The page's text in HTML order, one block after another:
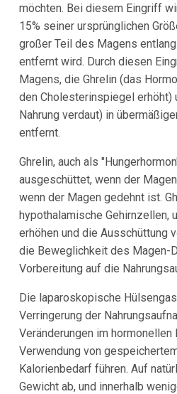
möchten. Bei diesem Eingriff
15% seiner ursprünglichen
großer Teil des Magens
entfernt wird. Durch diesen
Magens, die Ghrelin (das
den Cholesterinspiegel erhöht)
Nahrung verdaut) in
entfernt.
Ghrelin, auch als
ausgeschüttet, wenn der
wenn der Magen gedehnt ist.
hypothalamische Gehirnzellen,
erhöhen und die Ausschüttung
die Beweglichkeit des Magen-
Vorbereitung auf die
Die laparoskopische
Verringerung der
Veränderungen im hormonellen
Verwendung von
Kalorienbedarf führen. Auf
Gewicht ab, und innerhalb